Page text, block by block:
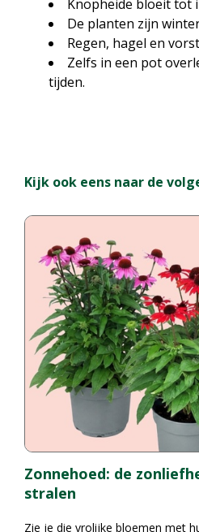
Knopheide bloeit tot
De planten zijn
Regen, hagel en
Zelfs in een pot
tijden.
Kijk ook eens naar de
Zonnehoed: de
stralen
Zie je die vrolijke bloemen met